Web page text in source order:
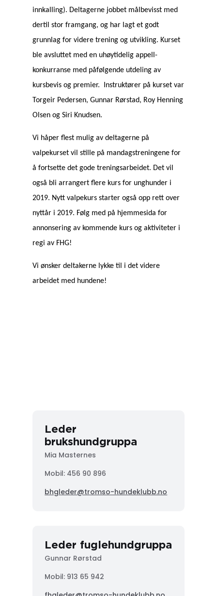
innkalling). Deltagerne jobbet målbevisst med
dertil stor framgang, og har lagt et godt
grunnlag for videre trening og utvikling. Kurset
ble avsluttet med en uhøytidelig appell-
konkurranse med påfølgende utdeling av
kursbevis og premier. Instruktører på kurset var
Torgeir Pedersen, Gunnar Rørstad, Roy Henning
Olsen og Siri Knudsen.
Vi håper flest mulig av deltagerne på
valpekurset vil stille på mandagstreningene for
å fortsette det gode treningsarbeidet. Det vil
også bli arrangert flere kurs for unghunder i
2019. Nytt valpekurs starter også opp rett over
nyttår i 2019. Følg med på hjemmesida for
annonsering av kommende kurs og aktiviteter i
regi av FHG!
Vi ønsker deltakerne lykke til i det videre
arbeidet med hundene!
Leder
brukshundgruppa
Mia Masternes
Mobil: 456 90 896
bhgleder@tromso-hundeklubb.no
Leder fuglehundgruppa
Gunnar Rørstad
Mobil: 913 65 942